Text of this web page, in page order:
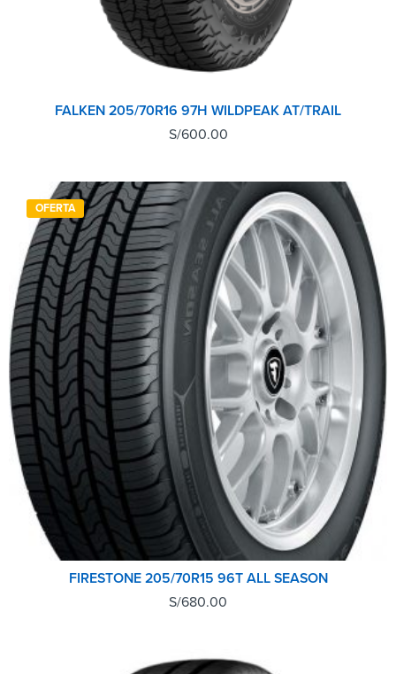
FALKEN 205/70R16 97H WILDPEAK AT/TRAIL
S/600.00
OFERTA
FIRESTONE 205/70R15 96T ALL SEASON
S/680.00